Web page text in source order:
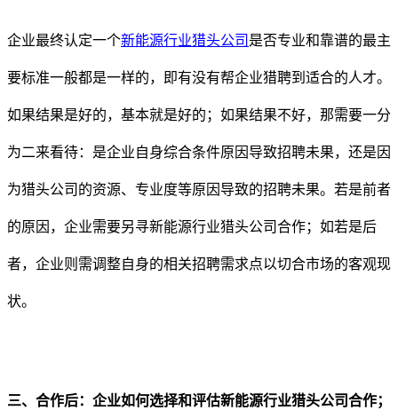
企业最终认定一个新能源行业猎头公司 是否专业和靠谱的最主
要标准一般都是一样的，即有没有帮企业猎聘到适合的人才。
如果结果是好的，基本就是好的；如果结果不好，那需要一分
为二来看待：是企业自身综合条件原因导致招聘未果，还是因
为猎头公司的资源、专业度等原因导致的招聘未果。若是前者
的原因，企业需要另寻新能源行业猎头公司合作；如若是后
者，企业则需调整自身的相关招聘需求点以切合市场的客观现
状。
三、 合作后：企业如何选择和评估新能源行业猎头公司合作；